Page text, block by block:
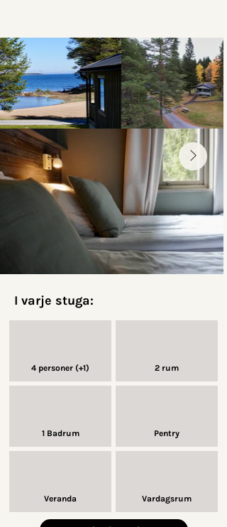
I varje stuga:
4 personer (+1)
1 Badrum
Veranda
2 rum
Pentry
Vardagsrum